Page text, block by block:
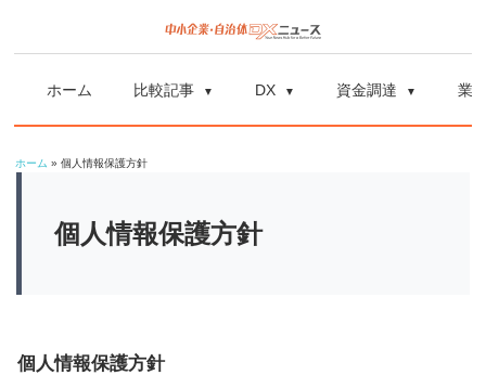
へ
プ
中
小
業
治
中
企
補
ホーム 比較記事 DX 資金調達 業
ホーム » 個人情報保護方針
個人情報保護方針
個人情報保護方針